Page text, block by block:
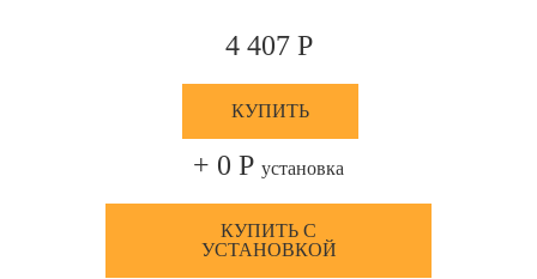
4 407 Р
КУПИТЬ
+ 0 Р установка
КУПИТЬ С
УСТАНОВКОЙ